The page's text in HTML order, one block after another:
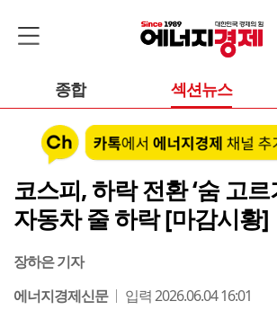
종합 섹션뉴스
코스피, 하락 전환 ‘숨 고르
자동차 줄 하락 [마감시황]
장하은 기자
에너지경제신문
입력 2026.06.04 16:01